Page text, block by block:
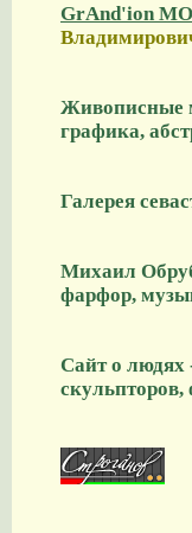
GrAnd'ion
Живописные
графика,
Галерея
Михаил
фарфор,
Сайт о людях